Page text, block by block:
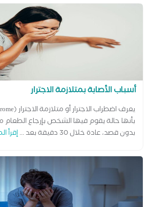
أسباب الأصابة بمتلازمة الاجترار
بأنها حالة يقوم فيها الشخص بإرجاع
بدون قصد، عادة خلال 30 دقيقة بعد ...
إقرأ